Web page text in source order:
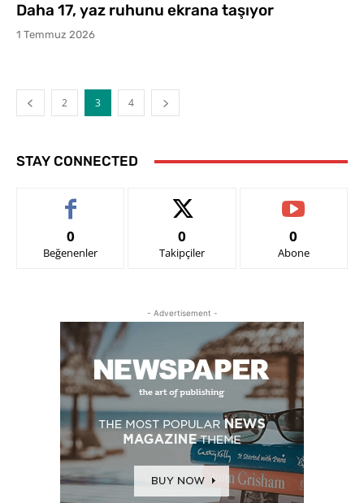
Daha 17, yaz ruhunu ekrana taşıyor
1 Temmuz 2026
2 3 4
STAY CONNECTED
0
Beğenenler
0
Takipçiler
0
Abone
- Advertisement -